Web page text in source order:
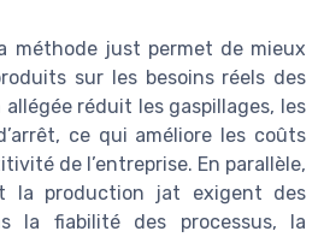
méthode just permet de mieux
sur les besoins réels des
réduit les gaspillages, les
ce qui améliore les coûts
de l’entreprise. En parallèle,
la production jat exigent des
la fiabilité des processus, la